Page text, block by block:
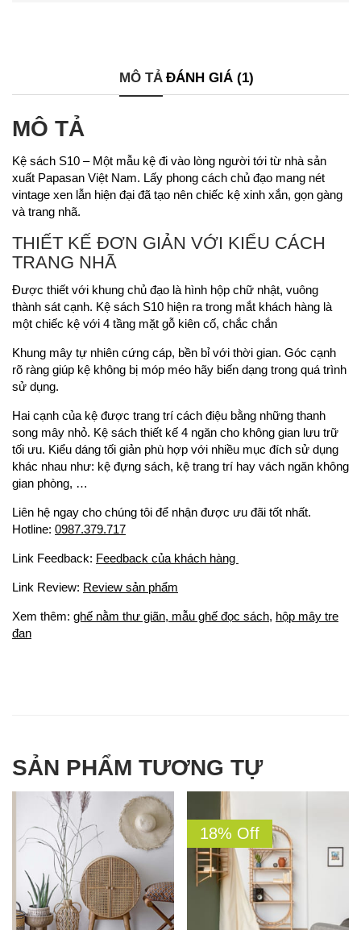
MÔ TẢ ĐÁNH GIÁ (1)
MÔ TẢ
Kệ sách S10 – Một mẫu kệ đi vào lòng người tới từ nhà sản
xuất Papasan Việt Nam. Lấy phong cách chủ đạo mang nét
vintage xen lẫn hiện đại đã tạo nên chiếc kệ xinh xắn, gọn gàng
và trang nhã.
THIẾT KẾ ĐƠN GIẢN VỚI KIỂU CÁCH
TRANG NHÃ
Được thiết với khung chủ đạo là hình hộp chữ nhật, vuông
thành sát cạnh. Kệ sách S10 hiện ra trong mắt khách hàng là
một chiếc kệ với 4 tầng mặt gỗ kiên cố, chắc chắn
Khung mây tự nhiên cứng cáp, bền bỉ với thời gian. Góc cạnh
rõ ràng giúp kệ không bị móp méo hãy biến dạng trong quá trình
sử dụng.
Hai cạnh của kệ được trang trí cách điệu bằng những thanh
song mây nhỏ. Kệ sách thiết kế 4 ngăn cho không gian lưu trữ
tối ưu. Kiểu dáng tối giản phù hợp với nhiều mục đích sử dụng
khác nhau như: kệ đựng sách, kệ trang trí hay vách ngăn không
gian phòng, …
Liên hệ ngay cho chúng tôi để nhận được ưu đãi tốt nhất.
Hotline: 0987.379.717
Link Feedback: Feedback của khách hàng
Link Review: Review sản phẩm
Xem thêm: ghế nằm thư giãn, mẫu ghế đọc sách, hộp mây tre
đan
SẢN PHẨM TƯƠNG TỰ
18% Off